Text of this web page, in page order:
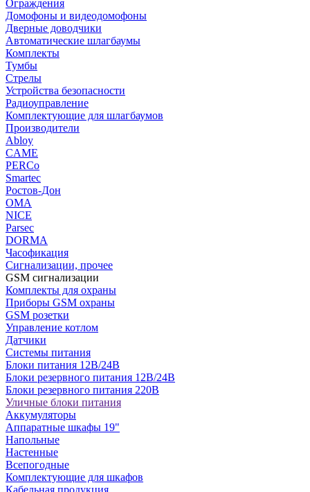
Ограждения
Домофоны и видеодомофоны
Дверные доводчики
Автоматические шлагбаумы
Комплекты
Тумбы
Стрелы
Устройства безопасности
Радиоуправление
Комплектующие для шлагбаумов
Производители
Abloy
CAME
PERCo
Smartec
Ростов-Дон
ОМА
NICE
Parsec
DORMA
Часофикация
Сигнализации, прочее
GSM сигнализации
Комплекты для охраны
Приборы GSM охраны
GSM розетки
Управление котлом
Датчики
Системы питания
Блоки питания 12В/24В
Блоки резервного питания 12В/24В
Блоки резервного питания 220В
Уличные блоки питания
Аккумуляторы
Аппаратные шкафы 19"
Напольные
Настенные
Всепогодные
Комплектующие для шкафов
Кабельная продукция